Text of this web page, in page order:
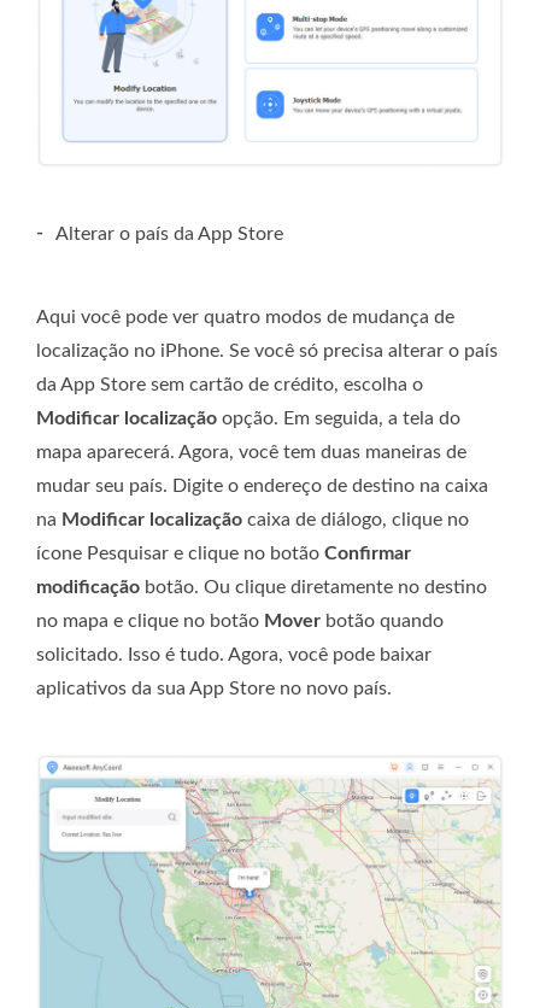
- Alterar o país da App Store
Aqui você pode ver quatro modos de mudança de
localização no iPhone. Se você só precisa alterar o país
da App Store sem cartão de crédito, escolha o
Modificar localização opção. Em seguida, a tela do
mapa aparecerá. Agora, você tem duas maneiras de
mudar seu país. Digite o endereço de destino na caixa
na Modificar localização caixa de diálogo, clique no
ícone Pesquisar e clique no botão Confirmar
modificação botão. Ou clique diretamente no destino
no mapa e clique no botão Mover botão quando
solicitado. Isso é tudo. Agora, você pode baixar
aplicativos da sua App Store no novo país.